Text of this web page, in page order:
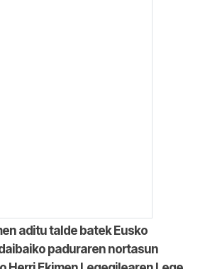
aditu talde batek Eusko
paduraren nortasun